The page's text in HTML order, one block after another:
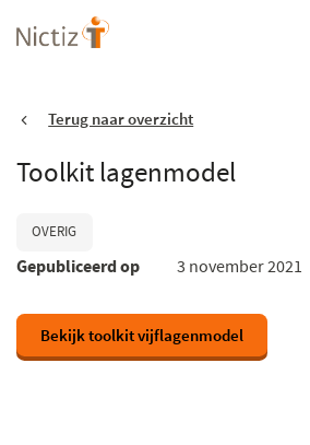
Overslaan
en
gaanTerug naar overzicht
Toolkit lagenmodel
OVERIG
Gepubliceerd op 3 november 2021
Bekijk toolkit vijflagenmodel